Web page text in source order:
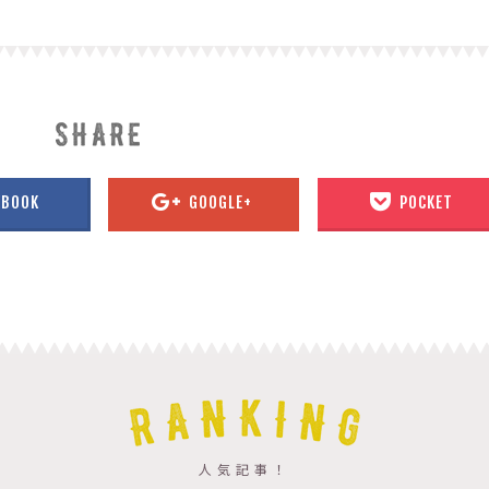
GOOGLE+ POCKET
人気記事！